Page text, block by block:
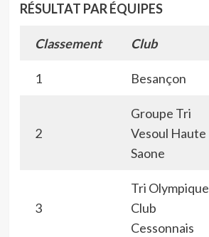
RÉSULTAT PAR ÉQUIPES
Classement Club
1 Besançon
2
Groupe Tri
Vesoul Haute
Saone
3
Tri Olympique
Club
Cessonnais